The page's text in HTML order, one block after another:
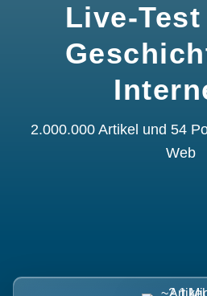
Live-
2.000.000 Artikel und 54
Web